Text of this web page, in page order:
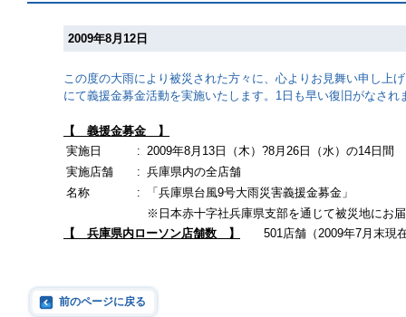
2009年8月12日
この度の大雨により被災された方々に、心よりお見舞い申し上
にて義援金募金活動を実施いたします。1日も早い復旧がなされ
【 義援金募金 】
実施日
: 2009年8月13日（木）?8月26日（水）の14日間
実施店舗
: 兵庫県内の全店舗
名称
:
「兵庫県台風9号大雨災害義援金募金」
※日本赤十字社兵庫県支部を通じて被災地にお
【 兵庫県内ローソン店舗数 】
501店舗（2009年7月末現
前のページに戻る